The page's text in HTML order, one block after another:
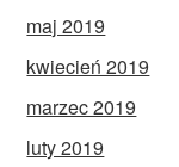
maj 2019
kwiecień 2019
marzec 2019
luty 2019